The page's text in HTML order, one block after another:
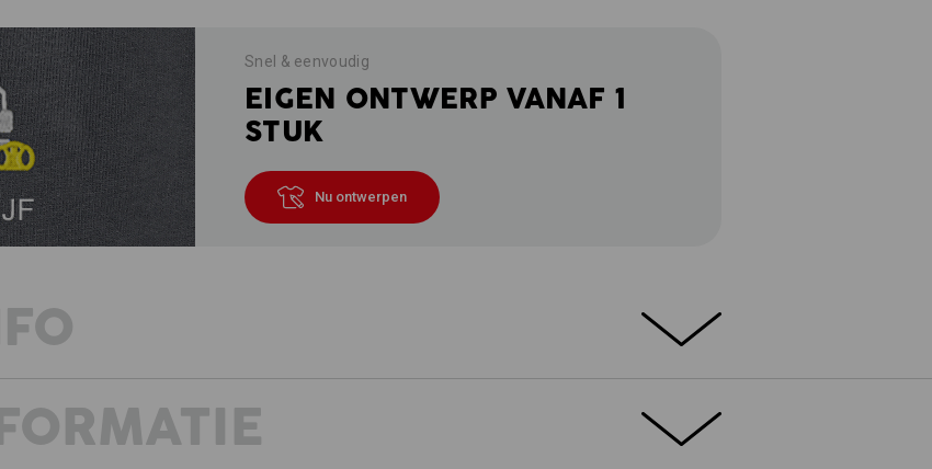
Snel & eenvoudig
EIGEN ONTWERP VANAF 1
STUK
Nu ontwerpen
Puur katoenen comfort
Tijdloos, decent en absoluut comfortabel: Het e.s. T-shirt cotton is de perfecte